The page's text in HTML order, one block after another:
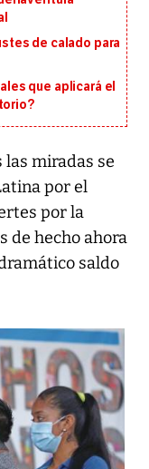
de calado para
que aplicará el
las miradas se
por el
por la
de hecho ahora
saldo